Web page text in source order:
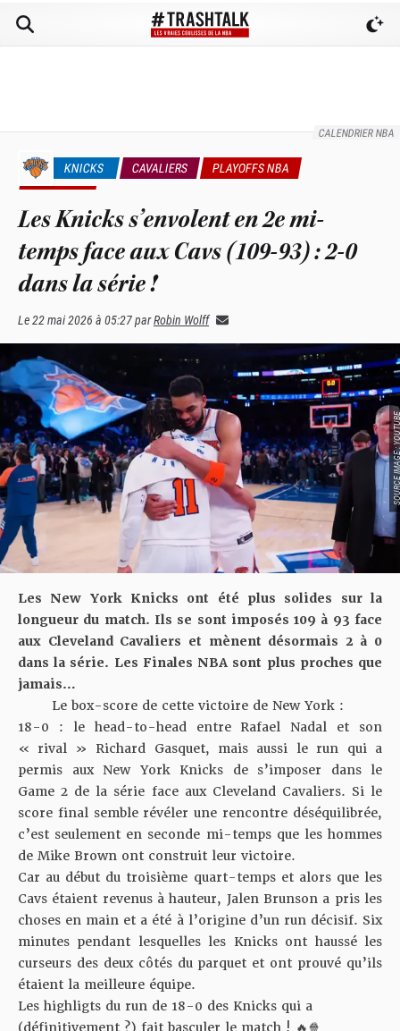
CALENDRIER NBA
KNICKS CAVALIERS
PLAYOFFS NBA
Les Knicks s’envolent en 2e mi-
temps face aux Cavs (109-93) : 2-0
dans la série !
Le22 mai 2026 à 05:27parRobin Wolff
SOURCE
Les New York Knicks ont été plus solides sur la
longueur du match. Ils se sont imposés 109 à 93 face
aux Cleveland Cavaliers et mènent désormais 2 à 0
dans la série. Les Finales NBA sont plus proches que
jamais…
Le box-score de cette victoire de New York :
18-0 : le head-to-head entre Rafael Nadal et son
« rival » Richard Gasquet, mais aussi le run qui a
permis aux New York Knicks de s’imposer dans le
Game 2 de la série face aux Cleveland Cavaliers. Si le
score final semble révéler une rencontre déséquilibrée,
c’est seulement en seconde mi-temps que les hommes
de Mike Brown ont construit leur victoire.
Car au début du troisième quart-temps et alors que les
Cavs étaient revenus à hauteur, Jalen Brunson a pris les
choses en main et a été à l’origine d’un run décisif. Six
minutes pendant lesquelles les Knicks ont haussé les
curseurs des deux côtés du parquet et ont prouvé qu’ils
étaient la meilleure équipe.
Les highligts du run de 18-0 des Knicks qui a
(définitivement ?) fait basculer le match ! 🔥🍿